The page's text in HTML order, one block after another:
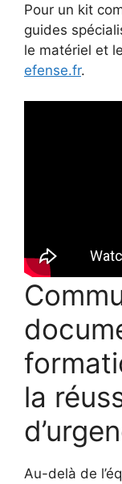
Pour un kit
guides
le matériel et
efense.fr.
la
Au-delà de